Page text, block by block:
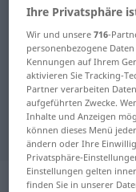
Deutsch-
Deutsch-
für
Übersetzung
Ihre Privatsphäre
Wir und unsere716-
personenbezogene
Kennungen auf Ihrem
aktivieren Sie Tracking-
Partner verarbeiten
aufgeführten Zwecke.
Inhalte und Anzeigen
können dieses Menü
ändern oder Ihre
Privatsphäre-
Einstellungen gelten
finden Sie in unserer